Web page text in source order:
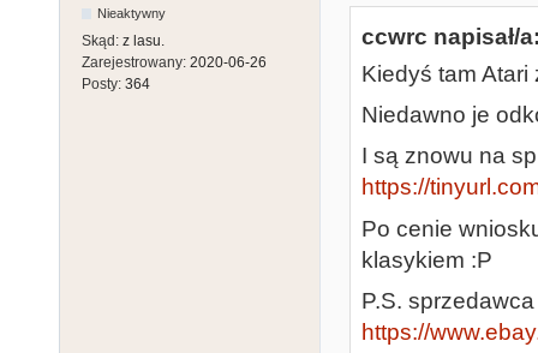
Nieaktywny
Skąd: z lasu.
Zarejestrowany: 2020-06-26
Posty: 364
ccwrc napisał/
Kiedyś tam Atari
Niedawno je
I są znowu na
https://
Po cenie
klasykiem :P
P.S.
https://